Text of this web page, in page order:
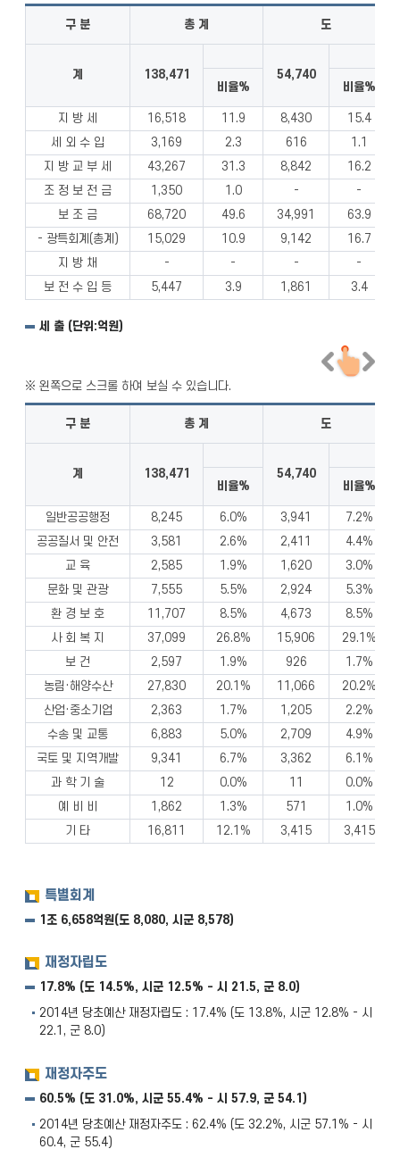
구 분 총 계 도
계 138,471
54,740
비율%
비율%
지 방 세 16,518 11.9 8,430
15.4
세 외 수 입
3,169 2.3 616
1.1
지 방 교 부 세
43,267 31.3 8,842
16.2
조 정 보 전 금
1,350 1.0 -
-
보 조 금
68,720 49.6 34,991
63.9
- 광특회계(총계)
15,029 10.9 9,142
16.7
지 방 채
- - -
-
보 전 수 입 등
5,447 3.9 1,861 3.4
세 출 (단위:억원)
구 분 총 계 도
계 138,471
54,740
비율%
비율%
일반공공행정 8,245 6.0% 3,941
7.2%
공공질서 및 안전
3,581 2.6% 2,411
4.4%
교 육
2,585 1.9% 1,620
3.0%
문화 및 관광
7,555 5.5% 2,924
5.3%
환 경 보 호
11,707 8.5% 4,673
8.5%
사 회 복 지
37,099 26.8% 15,906
29.1%
보 건
2,597 1.9% 926
1.7%
농림·해양수산
27,830 20.1% 11,066
20.2%
산업·중소기업
2,363 1.7% 1,205
2.2%
수송 및 교통
6,883 5.0% 2,709
4.9%
국토 및 지역개발
9,341 6.7% 3,362
6.1%
과 학 기 술
12 0.0% 11
0.0%
예 비 비
1,862 1.3% 571
1.0%
기 타
16,811 12.1% 3,415 3,415
특별회계
1조 6,658억원(도 8,080, 시군 8,578)
재정자립도
17.8% (도 14.5%, 시군 12.5% - 시 21.5, 군 8.0)
2014년 당초예산 재정자립도 : 17.4% (도 13.8%, 시군 12.8% - 시
22.1, 군 8.0)
재정자주도
60.5% (도 31.0%, 시군 55.4% - 시 57.9, 군 54.1)
2014년 당초예산 재정자주도 : 62.4% (도 32.2%, 시군 57.1% - 시
60.4, 군 55.4)